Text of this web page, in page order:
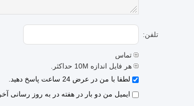
تلفن:
تماس
هر فایل اندازه 10M حداکثر.
لطفا با من در عرض 24 ساعت پاسخ دهید.
ایمیل من دو بار در هفته در به روز رسانی